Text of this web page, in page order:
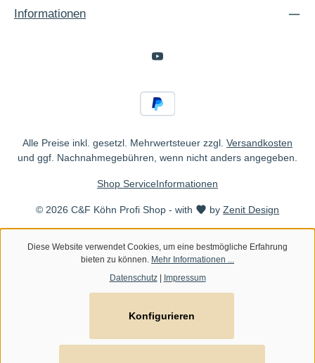
Informationen
Alle Preise inkl. gesetzl. Mehrwertsteuer zzgl. Versandkosten
und ggf. Nachnahmegebühren, wenn nicht anders angegeben.
© 2026 C&F Köhn Profi Shop - with byZenit Design
Shop ServiceInformationen
Diese Website verwendet Cookies, um eine bestmögliche Erfahrung
bieten zu können. Mehr Informationen ...
Datenschutz| Impressum
Konfigurieren